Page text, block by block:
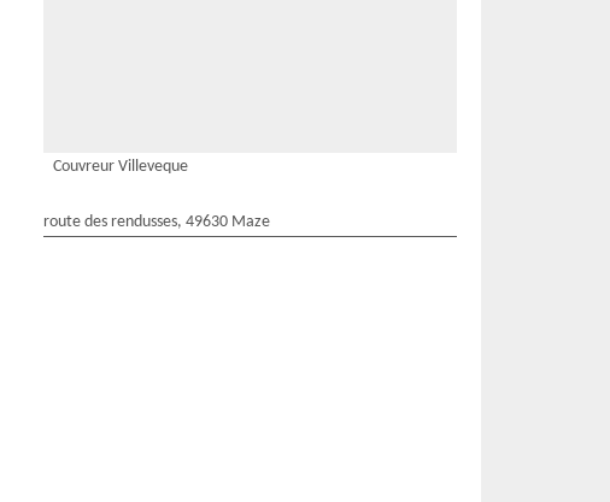
Couvreur Villeveque
route des rendusses, 49630 Maze